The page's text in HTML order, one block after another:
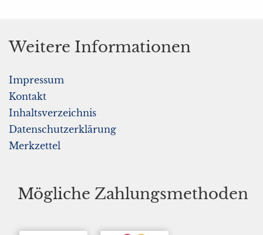
Weitere Informationen
Impressum
Kontakt
Inhaltsverzeichnis
Datenschutzerklärung
Merkzettel
Mögliche Zahlungsmethoden